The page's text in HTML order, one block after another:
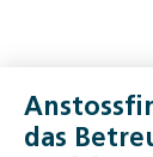
das